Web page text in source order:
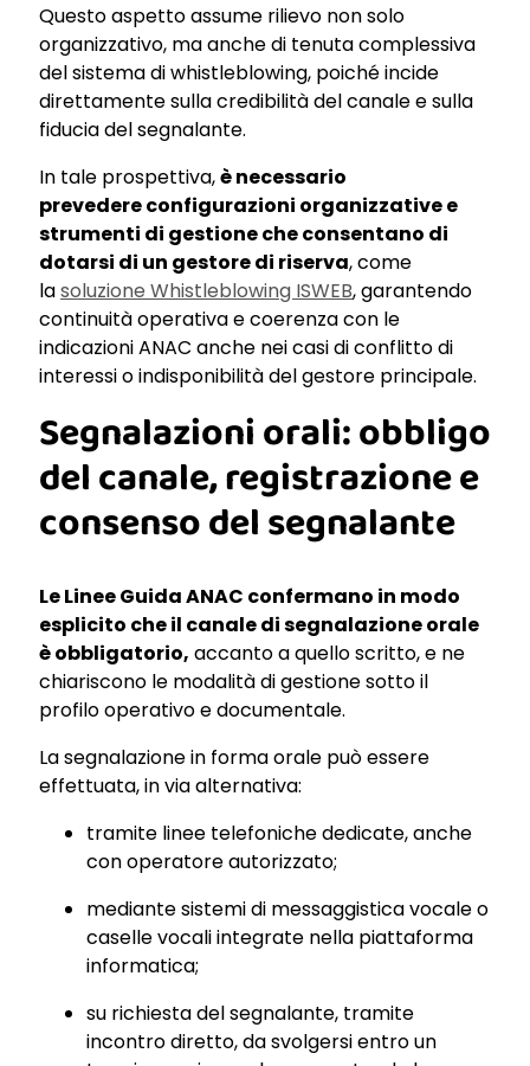
Questo aspetto assume rilievo non solo
organizzativo, ma anche di tenuta complessiva
del sistema di whistleblowing, poiché incide
direttamente sulla credibilità del canale e sulla
fiducia del segnalante.
In tale prospettiva,è necessario
prevedere configurazioni organizzative e
strumenti di gestione che consentano di
dotarsi di un gestore di riserva, come
lasoluzione Whistleblowing ISWEB, garantendo
continuità operativa e coerenza con le
indicazioni ANAC anche nei casi di conflitto di
interessi o indisponibilità del gestore principale.
Segnalazioni orali: obbligo
del canale, registrazione e
consenso del segnalante
Le Linee Guida ANAC confermano in modo
esplicito che il canale di segnalazione orale
è obbligatorio, accanto a quello scritto, e ne
chiariscono le modalità di gestione sotto il
profilo operativo e documentale.
La segnalazione in forma orale può essere
effettuata, in via alternativa:
tramite linee telefoniche dedicate, anche
con operatore autorizzato;
mediante sistemi di messaggistica vocale o
caselle vocali integrate nella piattaforma
informatica;
su richiesta del segnalante, tramite
incontro diretto, da svolgersi entro un